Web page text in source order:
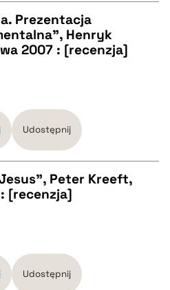
Prezentacja
Henryk
2007 : [recenzja]
Udostępnij
Peter Kreeft,
[recenzja]
Udostępnij